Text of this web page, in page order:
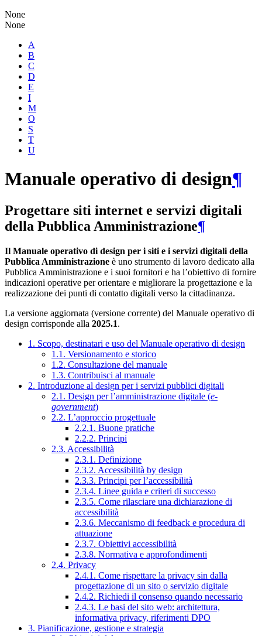
None
None
A
B
C
D
E
I
M
O
S
T
U
Manuale operativo di design¶
Progettare siti internet e servizi digitali
della Pubblica Amministrazione¶
Il Manuale operativo di design per i siti e i servizi digitali della
Pubblica Amministrazione è uno strumento di lavoro dedicato alla
Pubblica Amministrazione e i suoi fornitori e ha l’obiettivo di fornire
indicazioni operative per orientare e migliorare la progettazione e la
realizzazione dei punti di contatto digitali verso la cittadinanza.
La versione aggiornata (versione corrente) del Manuale operativo di
design corrisponde alla 2025.1.
1. Scopo, destinatari e uso del Manuale operativo di design
1.1. Versionamento e storico
1.2. Consultazione del manuale
1.3. Contribuisci al manuale
2. Introduzione al design per i servizi pubblici digitali
2.1. Design per l’amministrazione digitale (e-
government)
2.2. L’approccio progettuale
2.2.1. Buone pratiche
2.2.2. Principi
2.3. Accessibilità
2.3.1. Definizione
2.3.2. Accessibilità by design
2.3.3. Principi per l’accessibilità
2.3.4. Linee guida e criteri di successo
2.3.5. Come rilasciare una dichiarazione di
accessibilità
2.3.6. Meccanismo di feedback e procedura di
attuazione
2.3.7. Obiettivi accessibilità
2.3.8. Normativa e approfondimenti
2.4. Privacy
2.4.1. Come rispettare la privacy sin dalla
progettazione di un sito o servizio digitale
2.4.2. Richiedi il consenso quando necessario
2.4.3. Le basi del sito web: architettura,
informativa privacy, riferimenti DPO
3. Pianificazione, gestione e strategia